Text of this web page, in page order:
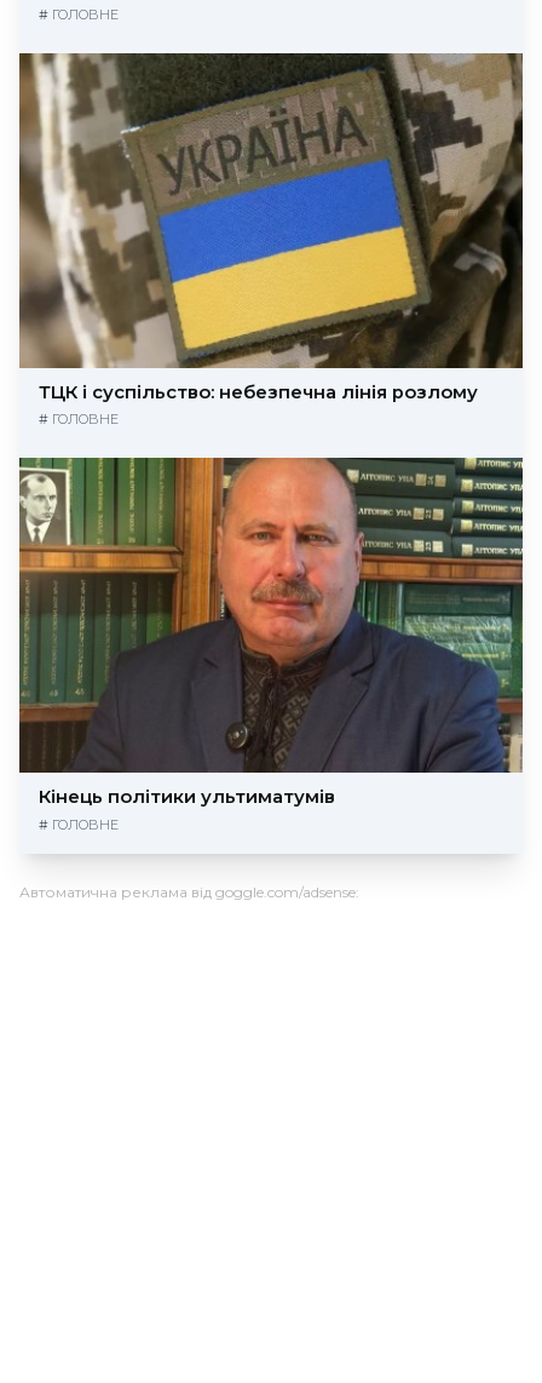
# ГОЛОВНЕ
ТЦК і суспільство: небезпечна лінія розлому
# ГОЛОВНЕ
Кінець політики ультиматумів
# ГОЛОВНЕ
Автоматична реклама від goggle.com/adsense: